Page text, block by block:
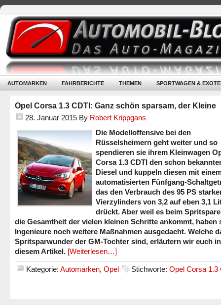
AUTOMARKEN FAHRBERICHTE THEMEN SPORTWAGEN &
Opel Corsa 1.3 CDTI: Ganz schön sparsam, der Kleine
28. Januar 2015 By Robert Krippgans
Die Modelloffensive bei den
Rüsselsheimern geht weiter und so
spendieren sie ihrem Kleinwagen
Corsa 1.3 CDTI den schon
Diesel und kuppeln diesen mit
automatisierten Fünfgang-
das den Verbrauch des 95 PS
Vierzylinders von 3,2 auf eben 3,1
drückt. Aber weil es beim
die Gesamtheit der vielen kleinen Schritte ankommt, haben
Ingenieure noch weitere Maßnahmen ausgedacht. Welche
Spritsparwunder der GM-Tochter sind, erläutern wir euch in
diesem Artikel. [Weiterlesen…]
Kategorie: Automarken, Opel Stichworte: Opel Corsa 1.3